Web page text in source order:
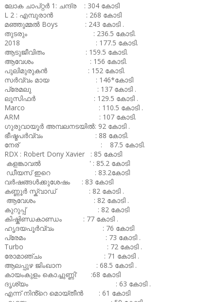
ലോക ചാപ്റ്റർ 1: ചന്ദ്ര : 304 കോടി
L 2 : എമ്പുരാൻ : 268 കോടി
മഞ്ഞുമ്മൽ Boys : 243 കോടി .
തുടരും : 236.5 കോടി.
2018 : 177.5 കോടി.
ആടുജീവിതം : 159.5 കോടി.
ആവേശം : 156 കോടി.
പുലിമുരുകൻ : 152 കോടി.
സർവ്വം മായ : 146*കോടി
പ്രേമലു : 137 കോടി .
ലൂസിഫർ : 129.5 കോടി .
Marco : 110.5 കോടി .
ARM : 107 കോടി.
ഗുരുവായൂർ അമ്പലനടയിൽ: 92 കോടി .
ഭീഷ്മപർവ്വം : 88 കോടി.
നേര് : 87.5 കോടി.
RDX : Robert Dony Xavier : 85 കോടി
കളങ്കാവൽ ' : 85.2 കോടി
ഡീയസ് ഇറെ : 83.2കോടി
വർഷങ്ങൾക്കുശേഷം : 83 കോടി
കണ്ണൂർ സ്ക്വാഡ് : 82 കോടി .
ആവേശം : 82 കോടി .
കുറുപ്പ് : 82 കോടി
കിഷ്കിണ്ഡകാണ്ഡം : 77 കോടി .
ഹൃദയപൂർവ്വം : 76 കോടി
പ്രേമം : 73 കോടി .
Turbo : 72 കോടി .
രോമാഞ്ചം : 71 കോടി .
ആലപ്പുഴ ജിംഖാന : 68.5 കോടി .
കായംകുളം കൊച്ചുണ്ണി' :68 കോടി
ദൃശ്യം : 63 കോടി .
എന്ന് നിൻ്റെ മൊയ്തീൻ : 61 കോടി